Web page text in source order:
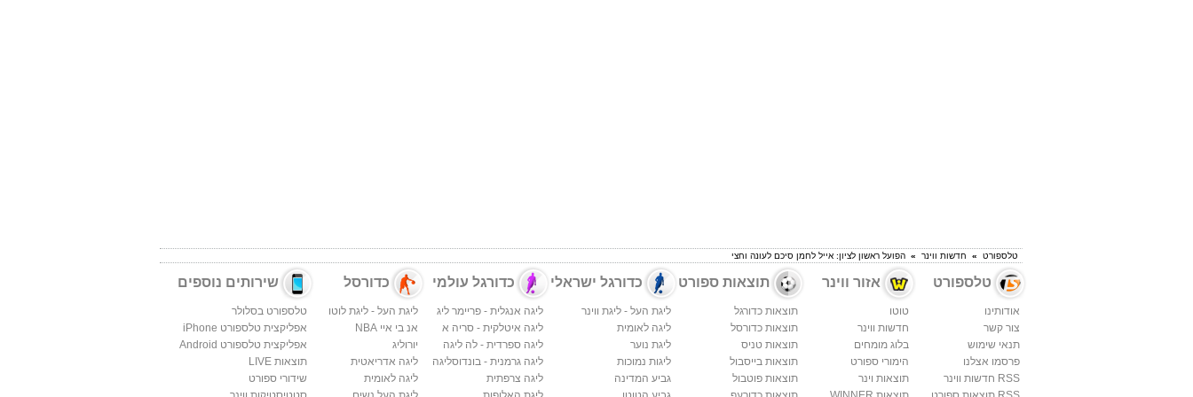
טלספורט » חדשות ווינר » הפועל ראשון לציון: אייל לחמן סיכם לעונה וחצי
טלספורט
אודותינו
צור קשר
תנאי שימוש
פרסמו אצלנו
RSS חדשות ווינר
אזור ווינר
טוטו
חדשות ווינר
בלוג מומחים
הימורי ספורט
תוצאות וינר
תוצאות ספורט
תוצאות כדורגל
תוצאות כדורסל
תוצאות טניס
תוצאות בייסבול
תוצאות פוטבול
כדורגל ישראלי
ליגת העל - ליגת ווינר
ליגה לאומית
ליגת נוער
ליגות נמוכות
גביע המדינה
כדורגל עולמי
ליגה אנגלית - פריימר ליג
ליגה איטלקית - סריה א
ליגה ספרדית - לה ליגה
ליגה גרמנית - בונדוסליגה
ליגה צרפתית
כדורסל
ליגת העל - ליגת לוטו
אנ בי איי NBA
יורוליג
ליגה אדריאטית
ליגה לאומית
שירותים נוספים
טלספורט בסלולר
אפליקצית טלספורט iPhone
אפליקצית טלספורט Android
תוצאות LIVE
שידורי ספורט